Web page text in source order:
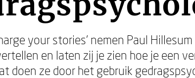
your stories’ nemen Paul
en laten zij je zien hoe je een
doen ze door het gebruik